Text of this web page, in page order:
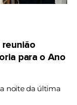
reunião
para o Ano
noite da última